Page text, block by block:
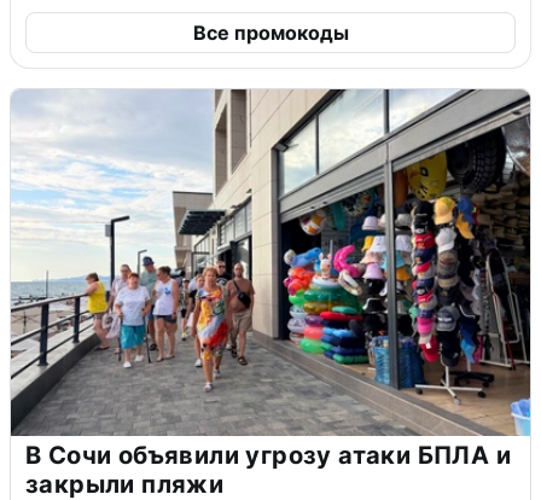
Все промокоды
В Сочи объявили угрозу атаки БПЛА и
закрыли пляжи